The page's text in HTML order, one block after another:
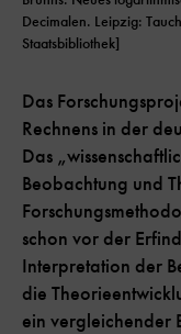
Decimalen. Leipzig:
Staatsbibliothek]
Das
Rechnens in der
Das
Beobachtung und
schon vor der
Interpretation der
die
ein vergleichender